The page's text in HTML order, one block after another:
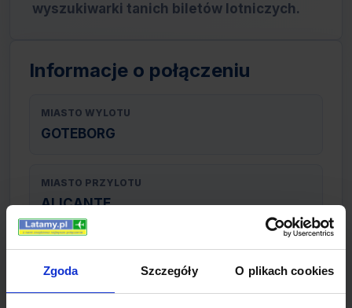
Zgoda Szczegóły O plikach cookies
wyszukiwarki tanich biletów lotniczych.
Informacje o połączeniu
MIASTO WYLOTU
GOTEBORG
MIASTO PRZYLOTU
ALICANTE
TYP POŁĄCZENIA
bezpośrednie